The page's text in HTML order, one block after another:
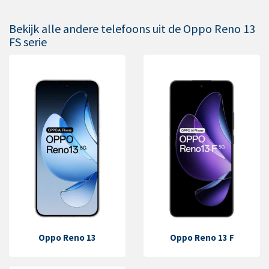
Bekijk alle andere telefoons uit de Oppo Reno 13
FS serie
Oppo Reno 13 Oppo Reno 13 F